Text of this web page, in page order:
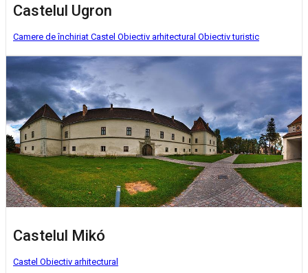
Castelul Ugron
Camere de închiriat Castel Obiectiv arhitectural Obiectiv turistic
Castelul Mikó
Castel Obiectiv arhitectural